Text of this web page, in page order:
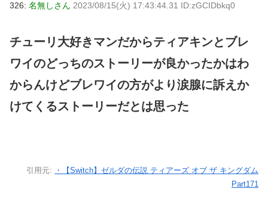
326: 名無しさん 2023/08/15(火) 17:43:44.31 ID:zGCIDbkq0
チューリ大好きマンだからティアキンとブレ
ワイのどっちのストーリーが良かったかはわ
からんけどブレワイの方がより涙腺に訴えか
けてくるストーリーだとは思った
引用元:
・【Switch】ゼルダの伝説 ティアーズ オブ ザ キングダム
Part171